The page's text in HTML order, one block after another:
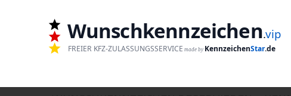
Wunschkennzeichen.vip
FREIER KFZ-ZULASSUNGSSERVICE made by KennzeichenStar.de